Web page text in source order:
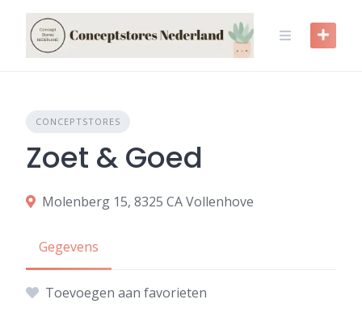
content
CONCEPTSTORES
Zoet & Goed
Molenberg 15, 8325 CA Vollenhove
Gegevens
Toevoegen aan favorieten